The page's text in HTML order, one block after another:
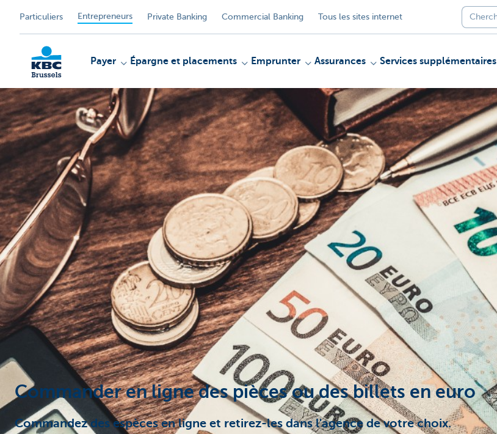
Particuliers Entrepreneurs Private Banking Commercial Banking Tous les sites internet
KBC
Entrepreneurs
Payer Épargne et placements Emprunter Assurances Services supplémentaires
Commander en ligne des pièces ou des billets en euro
Commandez des espèces en ligne et retirez-les dans l'agence de votre choix.